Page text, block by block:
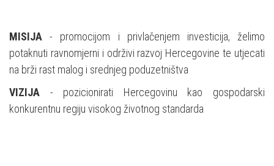
MISIJA - promocijom i privlačenjem investicija, želimo
potaknuti ravnomjerni i održivi razvoj Hercegovine te utjecati
na brži rast malog i srednjeg poduzetništva
VIZIJA - pozicionirati Hercegovinu kao gospodarski
konkurentnu regiju visokog životnog standarda